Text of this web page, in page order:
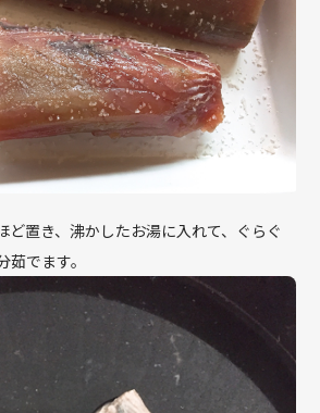
ど置き、沸かしたお湯に入れて、ぐらぐ
でます。